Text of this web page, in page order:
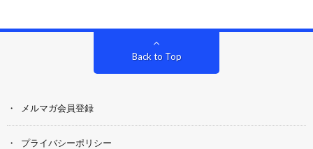
Back to Top
メルマガ会員登録
プライバシーポリシー